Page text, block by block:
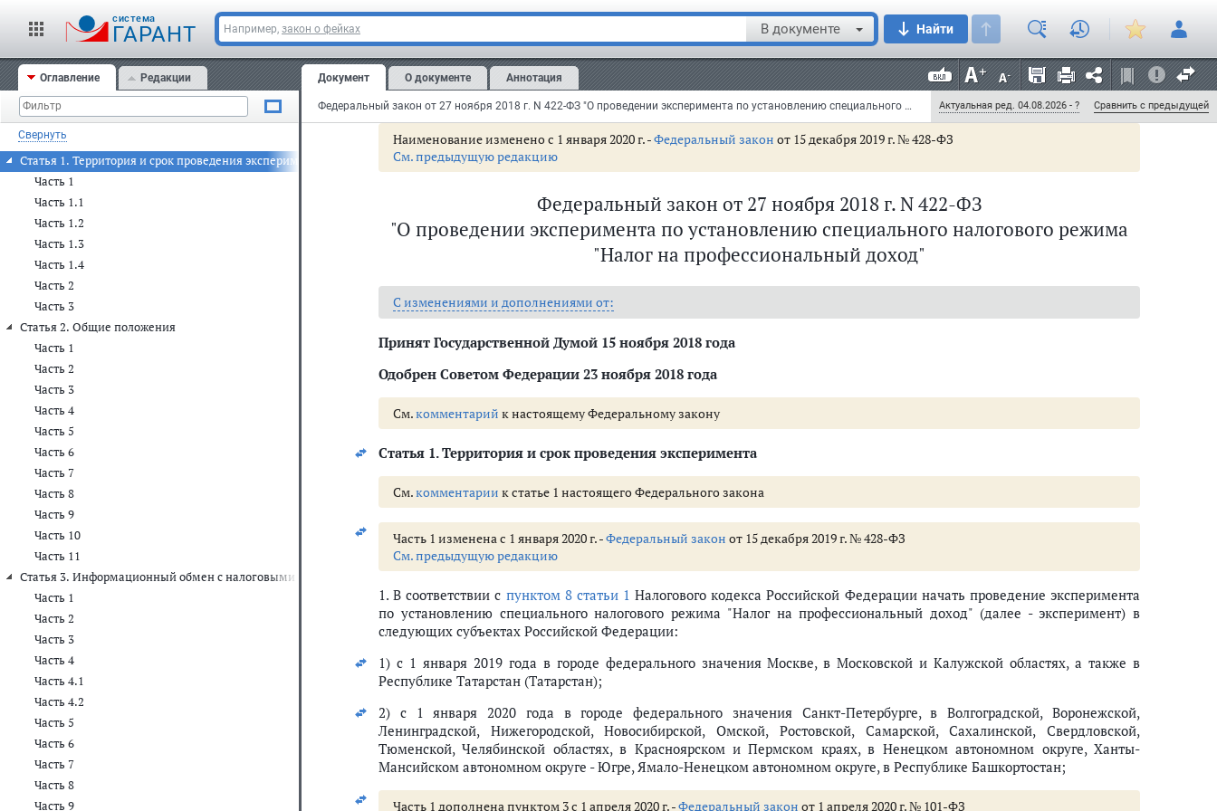
cистема
ГАРАНТ Например, закон о фейках В документе Найти
Оглавление Редакции
Свернуть
Статья 1. Территория и срок проведения эксперимента
Часть 1
Часть 1.1
Часть 1.2
Часть 1.3
Часть 1.4
Часть 2
Часть 3
Статья 2. Общие положения
Часть 1
Часть 2
Часть 3
Часть 4
Часть 5
Часть 6
Часть 7
Часть 8
Часть 9
Часть 10
Часть 11
Статья 3. Информационный обмен с налоговыми органами
Часть 1
Часть 2
Часть 3
Часть 4
Часть 4.1
Часть 4.2
Часть 5
Часть 6
Часть 7
Часть 8
Часть 9
Документ О документе Аннотация
Федеральный закон от 27 ноября 2018 г. N 422-ФЗ "О проведении эксперимента по установлению специального налогового режима "Налог на профессиональный доход" (с изменениями и дополнениями) Актуальная ред. 04.08.2026 - ? Сравнить с предыдущей
Наименование изменено с 1 января 2020 г. -Федеральный закон от 15 декабря 2019 г. № 428-ФЗ
См. предыдущую редакцию
Федеральный закон от 27 ноября 2018 г. N 422-ФЗ
"О проведении эксперимента по установлению специального налогового режима
"Налог на профессиональный доход"
С изменениями и дополнениями от:
Принят Государственной Думой 15 ноября 2018 года
Одобрен Советом Федерации 23 ноября 2018 года
См.комментарий к настоящему Федеральному закону
Статья 1.Территория и срок проведения эксперимента
См.комментарии к статье 1 настоящего Федерального закона
Часть 1 изменена с 1 января 2020 г. -Федеральный закон от 15 декабря 2019 г. № 428-ФЗ
См. предыдущую редакцию
1. В соответствии с пунктом 8 статьи 1 Налогового кодекса Российской Федерации начать проведение эксперимента
по установлению специального налогового режима "Налог на профессиональный доход" (далее - эксперимент) в
следующих субъектах Российской Федерации:
1) с 1 января 2019 года в городе федерального значения Москве, в Московской и Калужской областях, а также в
Республике Татарстан (Татарстан);
2) с 1 января 2020 года в городе федерального значения Санкт-Петербурге, в Волгоградской, Воронежской,
Ленинградской, Нижегородской, Новосибирской, Омской, Ростовской, Самарской, Сахалинской, Свердловской,
Тюменской, Челябинской областях, в Красноярском и Пермском краях, в Ненецком автономном округе, Ханты-
Мансийском автономном округе - Югре, Ямало-Ненецком автономном округе, в Республике Башкортостан;
Часть 1 дополнена пунктом 3 с 1 апреля 2020 г. -Федеральный закон от 1 апреля 2020 г. № 101-ФЗ